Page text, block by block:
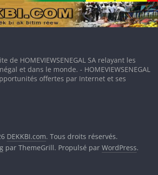
de HOMEVIEWSENEGAL SA relayant les
et dans le monde. - HOMEVIEWSENEGAL
offertes par Internet et ses
DEKKBI.com. Tous droits réservés.
par ThemeGrill. Propulsé par WordPress.